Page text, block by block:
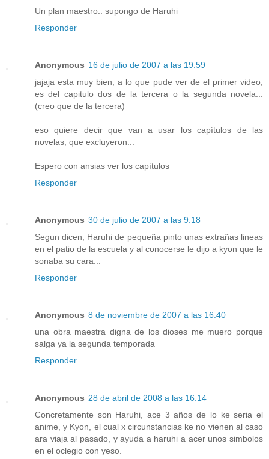
Un plan maestro.. supongo de Haruhi
Responder
Anonymous 16 de julio de 2007 a las 19:59
jajaja esta muy bien, a lo que pude ver de el primer video,
es del capitulo dos de la tercera o la segunda novela...
(creo que de la tercera)
eso quiere decir que van a usar los capítulos de las
novelas, que excluyeron...
Espero con ansias ver los capítulos
Responder
Anonymous 30 de julio de 2007 a las 9:18
Segun dicen, Haruhi de pequeña pinto unas extrañas lineas
en el patio de la escuela y al conocerse le dijo a kyon que le
sonaba su cara...
Responder
Anonymous 8 de noviembre de 2007 a las 16:40
una obra maestra digna de los dioses me muero porque
salga ya la segunda temporada
Responder
Anonymous 28 de abril de 2008 a las 16:14
Concretamente son Haruhi, ace 3 años de lo ke seria el
anime, y Kyon, el cual x circunstancias ke no vienen al caso
ara viaja al pasado, y ayuda a haruhi a acer unos simbolos
en el oclegio con yeso.